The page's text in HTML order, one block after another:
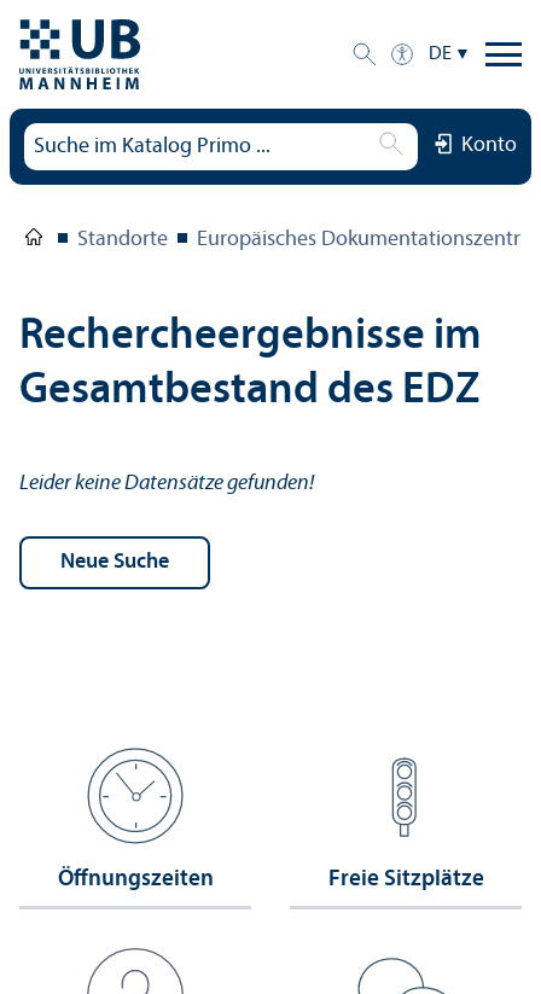
DE
Konto
Standorte Europäisches
Rechercheergebnisse im
Gesamtbestand des EDZ
Leider keine Datensätze gefunden!
Öffnungs­zeiten Freie Sitzplätze